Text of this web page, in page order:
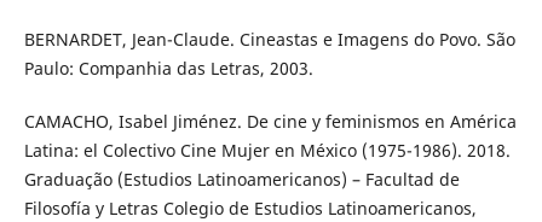
BERNARDET, Jean-Claude. Cineastas e Imagens do Povo. São
Paulo: Companhia das Letras, 2003.
CAMACHO, Isabel Jiménez. De cine y feminismos en América
Latina: el Colectivo Cine Mujer en México (1975-1986). 2018.
Graduação (Estudios Latinoamericanos) – Facultad de
Filosofía y Letras Colegio de Estudios Latinoamericanos,